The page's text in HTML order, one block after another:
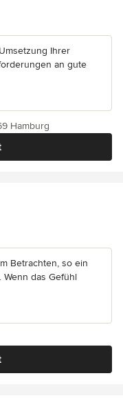
Sternen
Ihrer
an gute
Hamburg
Sternen
Betrachten, so ein
das Gefühl